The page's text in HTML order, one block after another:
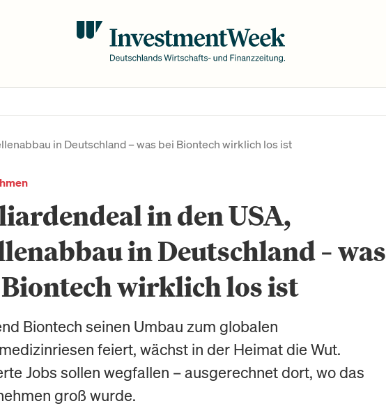
in Deutschland – was bei Biontech wirklich los ist
in den USA,
in Deutschland – was
wirklich los ist
Biontech seinen Umbau zum globalen
feiert, wächst in der Heimat die Wut.
Jobs sollen wegfallen – ausgerechnet dort, wo das
groß wurde.